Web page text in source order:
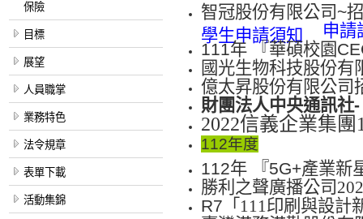
保險
目標
展望
人員職掌
業務特色
法令規章
表單下載
活動集錦
智冠股份有限公司~
學生申請須知
申請
111年 『華碩校園
國光生物科技股份有
億太昇股份有限公司
財團法人中央通訊社-
2022信義企業集團
112年度
112年 『5G+產業新
勝利之聲廣播公司
R7 「 111印刷與設計